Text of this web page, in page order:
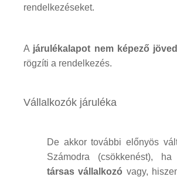
rendelkezéseket.
A járulékalapot nem képező
rögzíti a rendelkezés.
Vállalkozók járuléka
De akkor további előnyös
Számodra (csökkenést),
társas vállalkozó vagy,